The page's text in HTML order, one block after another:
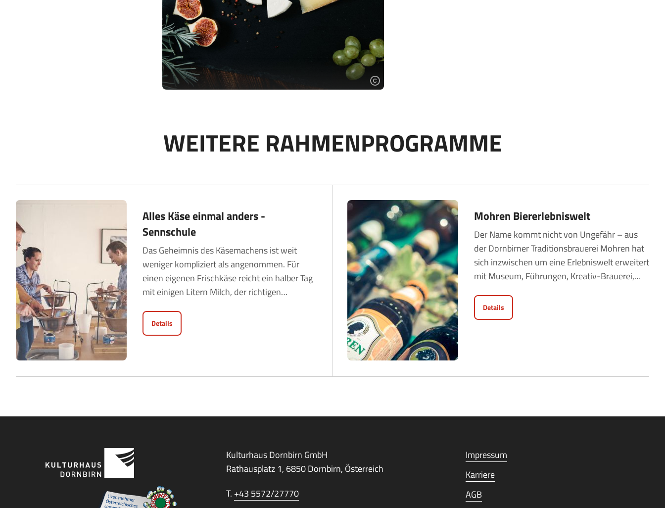
WEITERE RAHMENPROGRAMME
Alles Käse einmal anders -
Sennschule
Das Geheimnis des Käsemachens ist weit
weniger kompliziert als angenommen. Für
einen eigenen Frischkäse reicht ein halber Tag
mit einigen Litern Milch, der richtigen…
Details
Mohren Biererlebniswelt
Der Name kommt nicht von Ungefähr – aus
der Dornbirner Traditionsbrauerei Mohren hat
sich inzwischen um eine Erlebniswelt erweitert
mit Museum, Führungen, Kreativ-Brauerei,…
Details
Kulturhaus Dornbirn GmbH
Rathausplatz 1, 6850 Dornbirn, Österreich
T. +43 5572/27770
Impressum
Karriere
AGB